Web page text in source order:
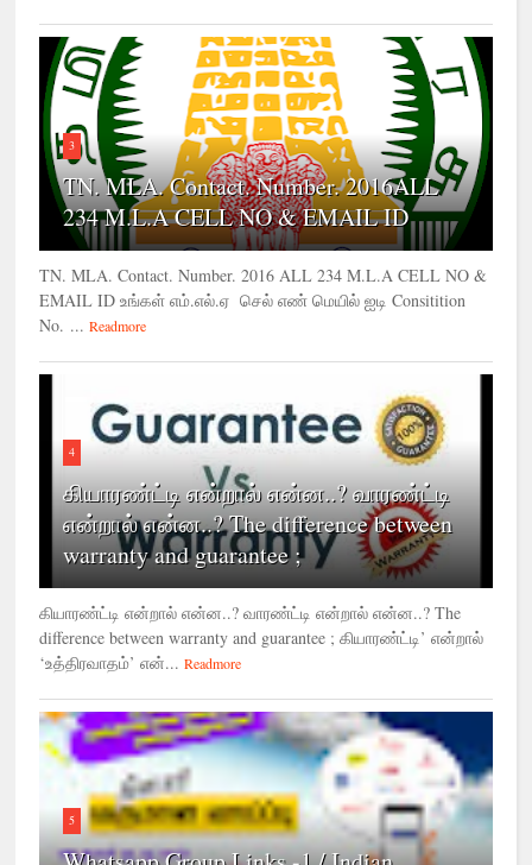
3
TN. MLA. Contact. Number. 2016ALL
234 M.L.A CELL NO & EMAIL ID
TN. MLA. Contact. Number. 2016 ALL 234 M.L.A CELL NO &
EMAIL ID உங்கள் எம்.எல்.ஏ செல் எண் மெயில் ஐடி Consitition
No. ... Readmore
4
கியாரண்ட்டி என்றால் என்ன..? வாரண்ட்டி
என்றால் என்ன..? The difference between
warranty and guarantee ;
கியாரண்ட்டி என்றால் என்ன..? வாரண்ட்டி என்றால் என்ன..? The
difference between warranty and guarantee ; கியாரண்ட்டி’ என்றால்
‘உத்திரவாதம்’ என்... Readmore
5